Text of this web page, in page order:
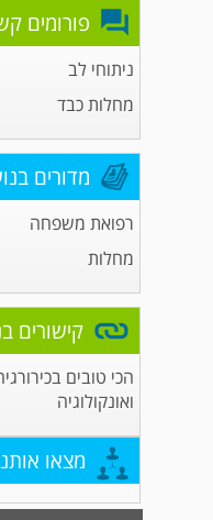
פורומים
ניתוחי לב
מחלות כבד
מדורים
רפואת משפחה
מחלות
קישורים
הכי טובים
ואונקולוגיה
מצאו